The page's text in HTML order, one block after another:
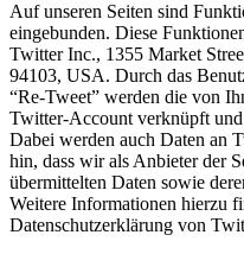
Auf unseren Seiten sind
eingebunden. Diese
Twitter Inc., 1355 Market
94103, USA. Durch das
“Re-Tweet” werden die von
Twitter-Account verknüpft und
Dabei werden auch Daten an
hin, dass wir als Anbieter der
übermittelten Daten sowie
Weitere Informationen hierzu
Datenschutzerklärung von